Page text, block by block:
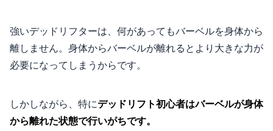
強いデッドリフターは、何があってもバーベルを身体から
離しません。身体からバーベルが離れるとより大きな力が
必要になってしまうからです。
しかしながら、特にデッドリフト初心者はバーベルが身体
から離れた状態で行いがちです。